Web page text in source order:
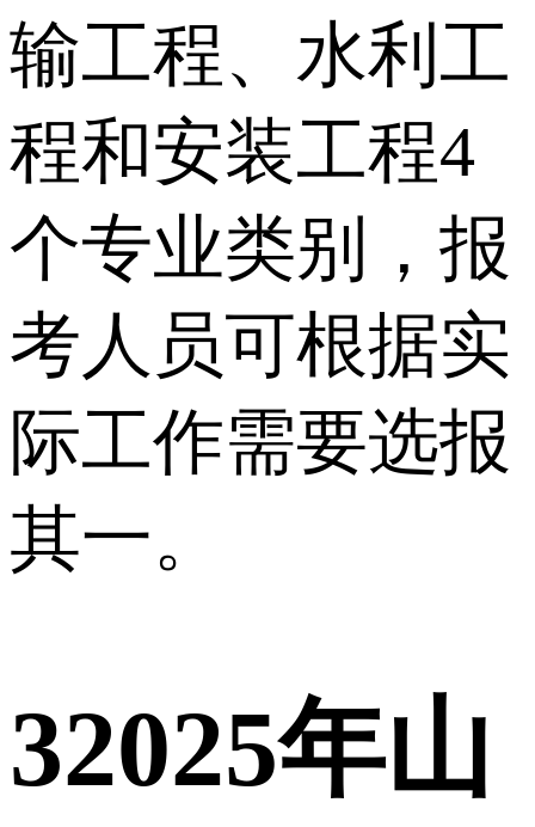
输工程、水利工
程和安装工程4
个专业类别，报
考人员可根据实
际工作需要选报
其一。
32025年山